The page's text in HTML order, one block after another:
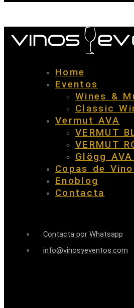
Home
Eventos
Wines &
Classic
Vermut AVA
VERMUT
VERMUT
Glögg
Copas de
Enoblog
Contacta
Contacta por Whatsapp
info@vinosyeventos.com